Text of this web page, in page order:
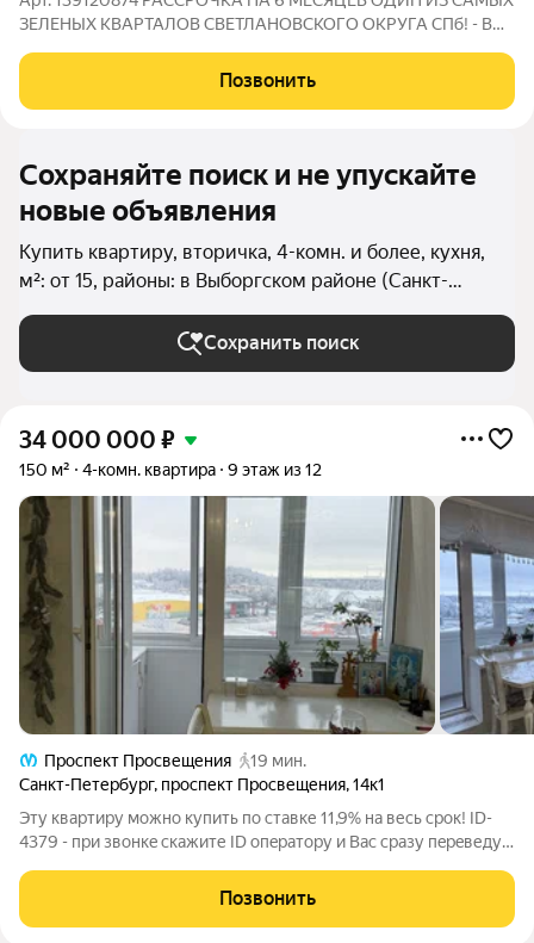
ЗЕЛЕНЫХ КВАРТАЛОВ СВЕТЛАНОВСКОГО ОКРУГА СПб! - В
Предлагаю к рассмотрению покупку шикарной семейной 4ККВ
квартиры в Сталинке Бизнес-класса! СПОСОБЫ ОПЛАТЫ:
Позвонить
Сохраняйте поиск и не упускайте
новые объявления
Купить квартиру, вторичка, 4-комн. и более, кухня,
м²: от 15, районы: в Выборгском районе (Санкт-
Петербург) в Санкт-Петербурге и ЛО
Сохранить поиск
34 000 000 ₽
150 м² 4-комн. квартира 9 этаж из 12
Проспект Просвещения
19 мин.
Санкт-Петербург, проспект Просвещения,14к1
Эту квартиру можно купить по ставке 11,9% на весь срок! ID-
4379 - при звонкe cкажите ID oпepaтopу и Вас срaзу пeрeведут
квартира с шикарным видом на Спасо-Парголовский храм,
озеро и «Лахта
Позвонить